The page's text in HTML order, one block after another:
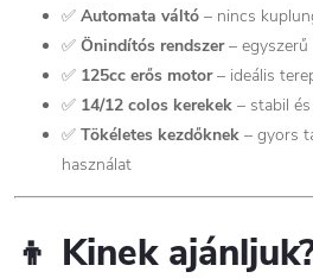
✅ Automata váltó – nincs
✅ Önindítós rendszer– egyszerű
✅ 125cc erős motor– ideális
✅ 14/12 colos kerekek – stabil
✅ Tökéletes kezdőknek – gyors
használat
👦 Kinek